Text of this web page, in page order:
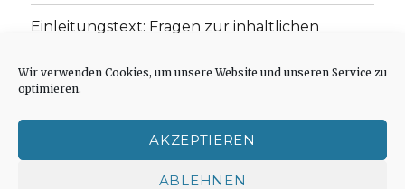
Wir verwenden Cookies, um unsere Website und unseren Service zu
optimieren.
AKZEPTIEREN
ABLEHNEN
Einleitungstext: Fragen zur inhaltlichen
„schwachen Glaubens“
Cookie-Richtlinie (EU)